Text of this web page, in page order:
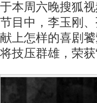
于本周六晚搜狐
节目中，李玉刚、
献上怎样的喜剧饕
将技压群雄，荣获